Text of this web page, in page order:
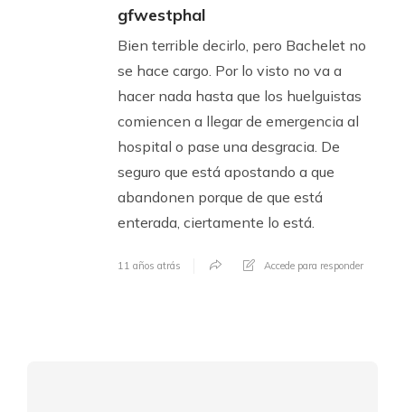
gfwestphal
Bien terrible decirlo, pero Bachelet no
se hace cargo. Por lo visto no va a
hacer nada hasta que los huelguistas
comiencen a llegar de emergencia al
hospital o pase una desgracia. De
seguro que está apostando a que
abandonen porque de que está
enterada, ciertamente lo está.
11 años atrás Accede para responder